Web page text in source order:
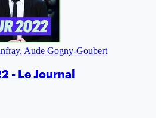
, Aude Gogny-Goubert
- Le Journal